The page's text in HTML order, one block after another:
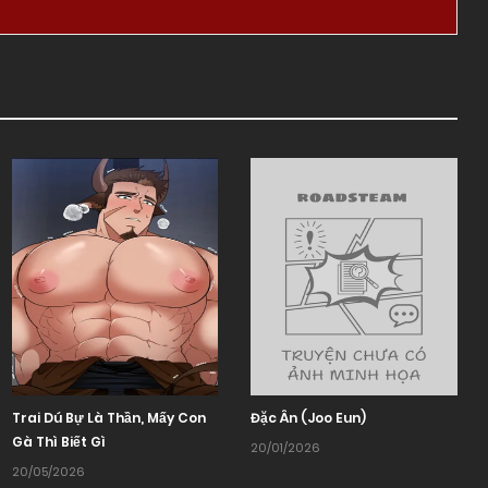
Trai Dú Bự Là Thần, Mấy Con
Gà Thì Biết Gì
20/05/2026
Đặc Ân (Joo Eun)
20/01/2026